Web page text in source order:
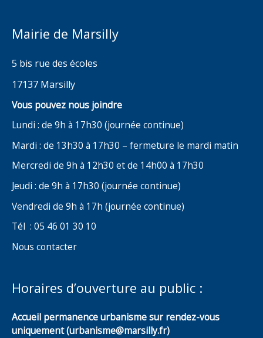
Mairie de Marsilly
5 bis rue des écoles
17137 Marsilly
Vous pouvez nous joindre
Lundi : de 9h à 17h30 (journée continue)
Mardi : de 13h30 à 17h30 – fermeture le mardi matin
Mercredi de 9h à 12h30 et de 14h00 à 17h30
Jeudi : de 9h à 17h30 (journée continue)
Vendredi de 9h à 17h (journée continue)
Tél : 05 46 01 30 10
Nous contacter
Horaires d’ouverture au public :
Accueil permanence urbanisme sur rendez-vous
uniquement (urbanisme@marsilly.fr)